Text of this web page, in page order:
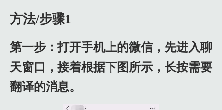
方法/步骤1
第一步：打开手机上的微信，先进入聊
天窗口，接着根据下图所示，长按需要
翻译的消息。
2.3 第三步：根据下图所示，先点击【立即翻译】选项，接着即